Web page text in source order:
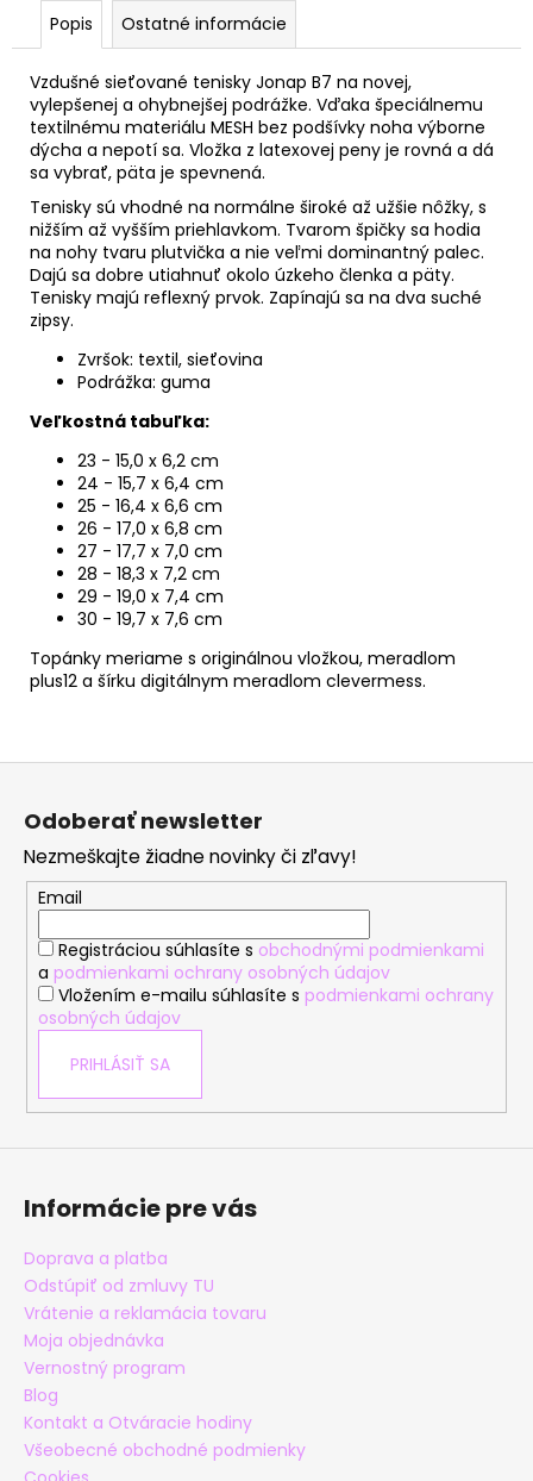
Popis Ostatné informácie
Vzdušné sieťované tenisky Jonap B7 na novej,
vylepšenej a ohybnejšej podrážke. Vďaka špeciálnemu
textilnému materiálu MESH bez podšívky noha výborne
dýcha a nepotí sa. Vložka z latexovej peny je rovná a dá
sa vybrať, päta je spevnená.
Tenisky sú vhodné na normálne široké až užšie nôžky, s
nižším až vyšším priehlavkom. Tvarom špičky sa hodia
na nohy tvaru plutvička a nie veľmi dominantný palec.
Dajú sa dobre utiahnuť okolo úzkeho členka a päty.
Tenisky majú reflexný prvok. Zapínajú sa na dva suché
zipsy.
Zvršok: textil, sieťovina
Podrážka: guma
Veľkostná tabuľka:
23 - 15,0 x 6,2 cm
24 - 15,7 x 6,4 cm
25 - 16,4 x 6,6 cm
26 - 17,0 x 6,8 cm
27 - 17,7 x 7,0 cm
28 - 18,3 x 7,2 cm
29 - 19,0 x 7,4 cm
30 - 19,7 x 7,6 cm
Topánky meriame s originálnou vložkou, meradlom
plus12 a šírku digitálnym meradlom clevermess.
Z
Odoberať newsletter
Nezmeškajte žiadne novinky či zľavy!
Email
Registráciou súhlasíte s obchodnými podmienkami
a podmienkami ochrany osobných údajov
Vložením e-mailu súhlasíte s podmienkami ochrany
osobných údajov
PRIHLÁSIŤ SA
Informácie pre vás
Doprava a platba
Odstúpiť od zmluvy TU
Vrátenie a reklamácia tovaru
Moja objednávka
Vernostný program
Blog
Kontakt a Otváracie hodiny
Všeobecné obchodné podmienky